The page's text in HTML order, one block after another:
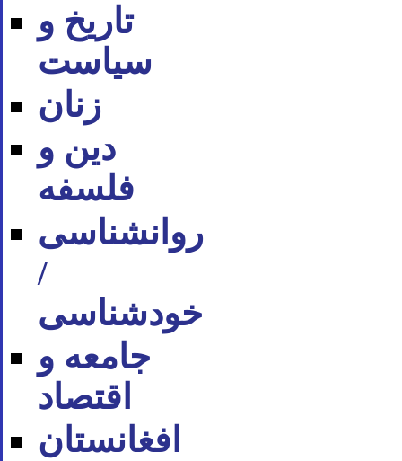
تاریخ و
سیاست
زنان
دین و
فلسفه
روان‪شناسی
/
خودشناسی
جامعه و
اقتصاد
افغانستان